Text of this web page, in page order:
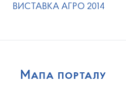
ВИСТАВКА АГРО 2014
Мапа порталу